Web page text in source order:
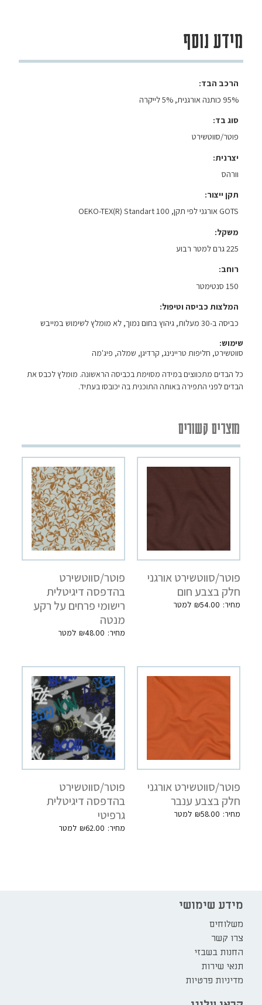
מידע נוסף
הרכב הבד
95% כותנה אורגנית, 5% לייקרה
סוג בד
פוטר/סווטשירט
יצרנית
וורהס
תקן ייצור
GOTS אורגני לפי תקן, OEKO-TEX(R) Standart 100
משקל
225 גרם למטר רבוע
רוחב
150 סנטימטר
המלצות כביסה וטיפול
כביסה ב-30 מעלות, גיהוץ בחום נמוך, לא מומלץ לשימוש במייבש
שימוש:
סווטשירט, חליפות טריינינג, קרדיגן, שמלה, פיג'מה
כל הבדים מתכווצים במידה מסוימת בכביסה הראשונה. מומלץ לכבס את
הבדים לפני התפירה באותה התוכנית בה יכובסו בעתיד.
מוצרים קשורים
פוטר/סווטשירט אורגני
חלק בצבע חום
₪54.00
פוטר/סווטשירט
בהדפסה דיגיטלית
רישומי פרחים על רקע
מנטה
₪48.00
פוטר/סווטשירט אורגני
חלק בצבע ענבר
₪58.00
פוטר/סווטשירט
בהדפסה דיגיטלית
גרפיטי
₪62.00
מידע שימושי
משלוחים
צרו קשר
החנות בשבזי
תנאי שירות
מדיניות פרטיות